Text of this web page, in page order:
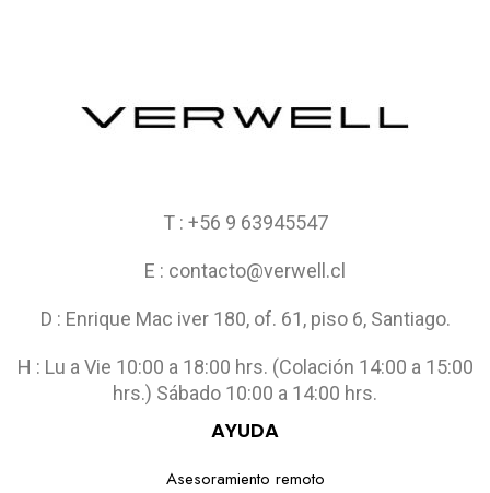
T : +56 9 63945547
E : contacto@verwell.cl
D : Enrique Mac iver 180, of. 61, piso 6, Santiago.
H : Lu a Vie 10:00 a 18:00 hrs. (Colación 14:00 a 15:00
hrs.) Sábado 10:00 a 14:00 hrs.
AYUDA
Asesoramiento remoto